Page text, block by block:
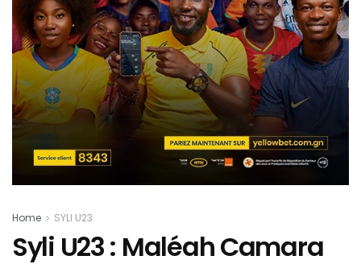
Home SYLI U23
Syli U23 : Maléah Camara